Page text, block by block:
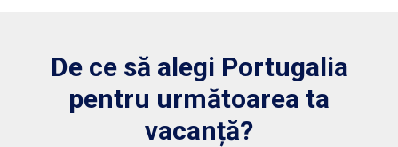
De ce să alegi Portugalia
pentru următoarea ta
vacanță?